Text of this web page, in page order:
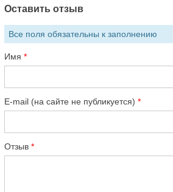
Оставить отзыв
Все поля обязательны к заполнению
Имя
E-mail (на сайте не публикуется)
Отзыв